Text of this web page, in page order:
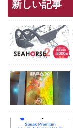
新しい記事